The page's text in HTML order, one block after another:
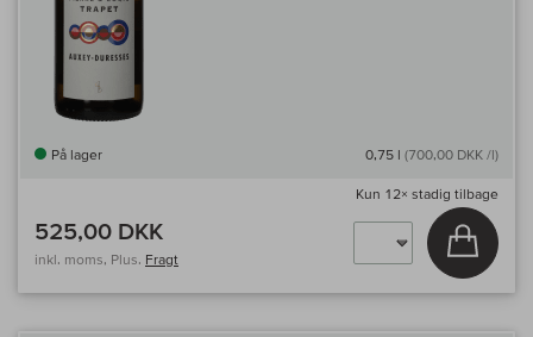
På lager 0,75 l (700,00 DKK /l)
Kun 12× stadig tilbage
525,00 DKK
inkl. moms, Plus. Fragt
Læg i